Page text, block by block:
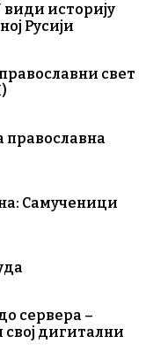
историју
Русији
свет
православна
Самученици
сервера –
дигитални